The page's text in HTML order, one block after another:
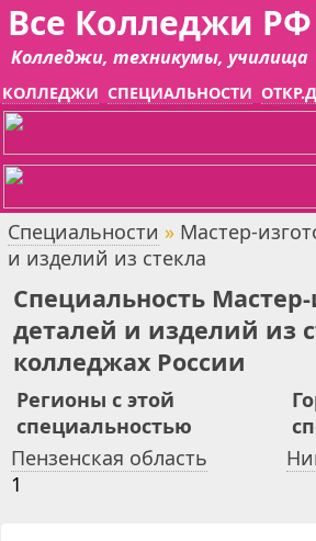
Все Колледжи РФ
Колледжи, техникумы, училища
КОЛЛЕДЖИ СПЕЦИАЛЬНОСТИ
Специальности » Мастер-
и изделий из стекла
Специальность
деталей и изделий из
колледжах России
Регионы с этой
специальностью
Пензенская область
1